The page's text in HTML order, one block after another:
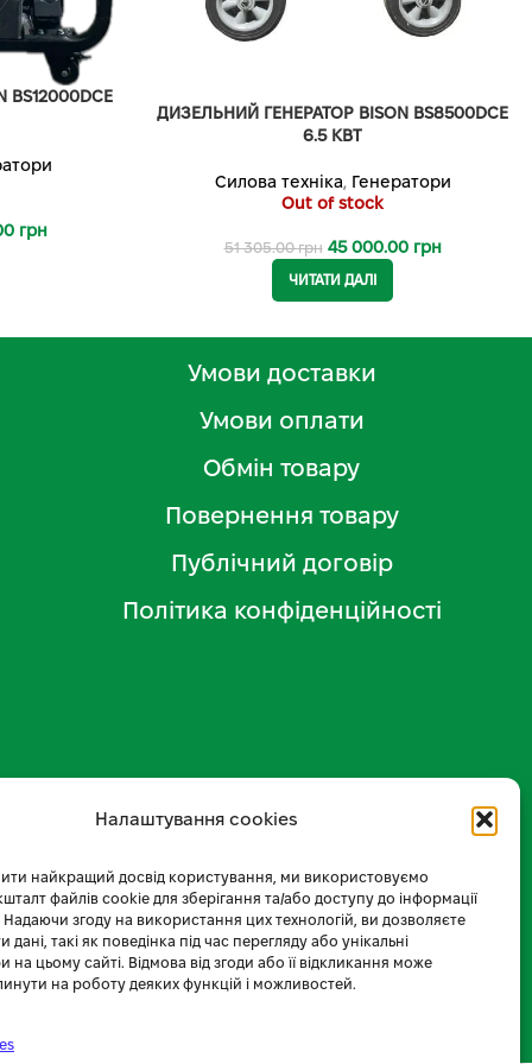
Налаштування cookies
найкращий досвід користування, ми використовуємо
файлів cookie для зберігання та/або доступу до інформації
згоду на використання цих технологій, ви дозволяєте
такі як поведінка під час перегляду або унікальні
на цьому сайті. Відмова від згоди або її відкликання може
на роботу деяких функцій і можливостей.
грн
ДИЗЕЛЬНИЙ ГЕНЕРАТОР BISON BS8500DCE
6.5 КВТ
Силова техніка, Генератори
Out of stock
51 305.00грн 45 000.00 грн
ЧИТАТИ ДАЛІ
Умови доставки
Умови оплати
Обмін товару
Повернення товару
Публічний договір
Політика конфіденційності